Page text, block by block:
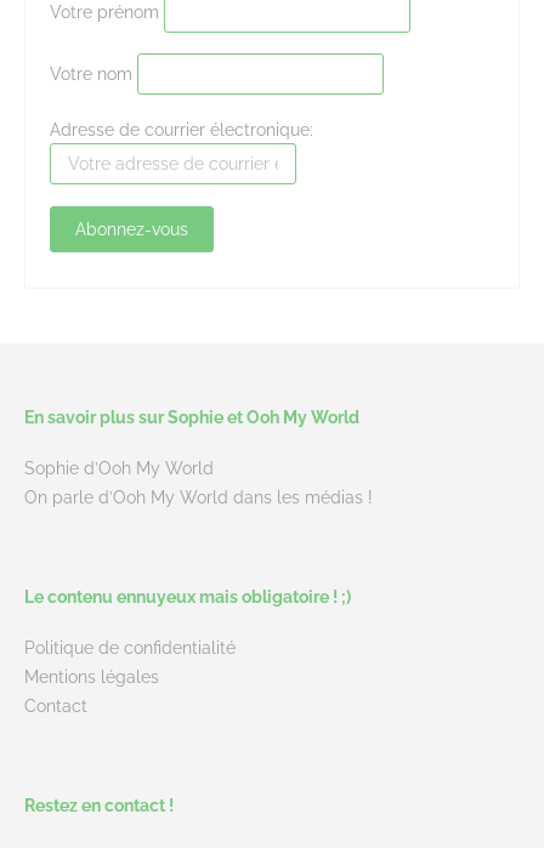
Votre prénom
Votre nom
Adresse de courrier électronique:
En savoir plus sur Sophie et Ooh My World
Sophie d’Ooh My World
On parle d’Ooh My World dans les médias !
Le contenu ennuyeux mais obligatoire ! ;)
Politique de confidentialité
Mentions légales
Contact
Restez en contact !